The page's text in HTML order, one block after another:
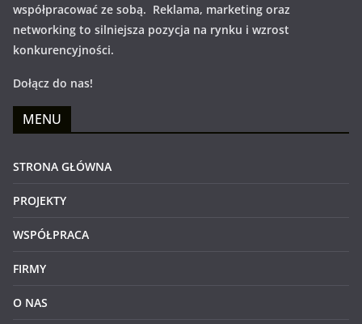
współpracować ze sobą. Reklama, marketing oraz
networking to silniejsza pozycja na rynku i wzrost
konkurencyjności.
Dołącz do nas!
MENU
STRONA GŁÓWNA
PROJEKTY
WSPÓŁPRACA
FIRMY
O NAS